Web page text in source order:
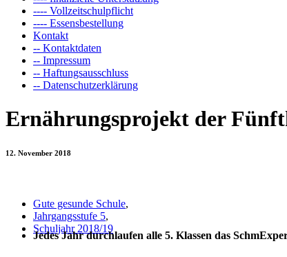
---- Vollzeitschulpflicht
---- Essensbestellung
Kontakt
-- Kontaktdaten
-- Impressum
-- Haftungsausschluss
-- Datenschutzerklärung
Ernährungsprojekt der
12. November 2018
Gute gesunde Schule,
Jahrgangsstufe 5,
Schuljahr 2018/19
Jedes Jahr durchlaufen alle 5. Klassen das